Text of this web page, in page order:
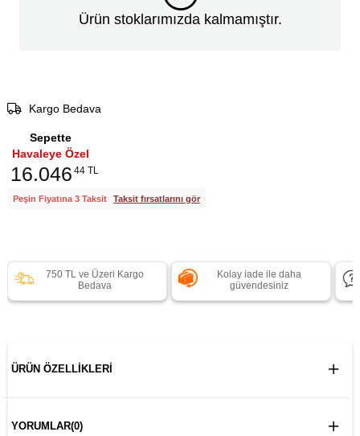
Ürün stoklarımızda kalmamıştır.
Kargo Bedava
Sepette
Havaleye Özel
16.046 44 TL
Peşin Fiyatına 3 Taksit Taksit fırsatlarını gör
750 TL ve Üzeri Kargo
Bedava
Kolay iade ile daha
güvendesiniz
ÜRÜN ÖZELLIKLERI
YORUMLAR(0)